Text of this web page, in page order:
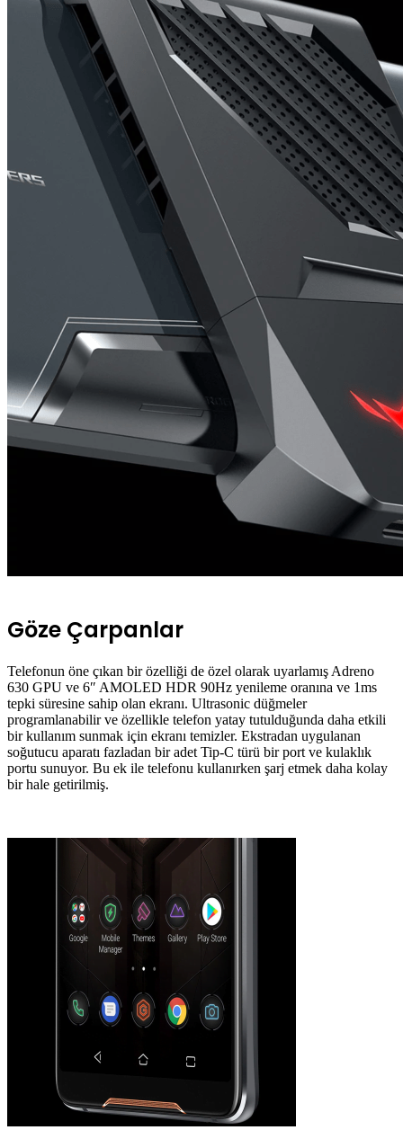
Göze Çarpanlar
Telefonun öne çıkan bir özelliği de özel olarak uyarlamış Adreno
630 GPU ve 6″ AMOLED HDR 90Hz yenileme oranına ve 1ms
tepki süresine sahip olan ekranı. Ultrasonic düğmeler
programlanabilir ve özellikle telefon yatay tutulduğunda daha etkili
bir kullanım sunmak için ekranı temizler. Ekstradan uygulanan
soğutucu aparatı fazladan bir adet Tip-C türü bir port ve kulaklık
portu sunuyor. Bu ek ile telefonu kullanırken şarj etmek daha kolay
bir hale getirilmiş.